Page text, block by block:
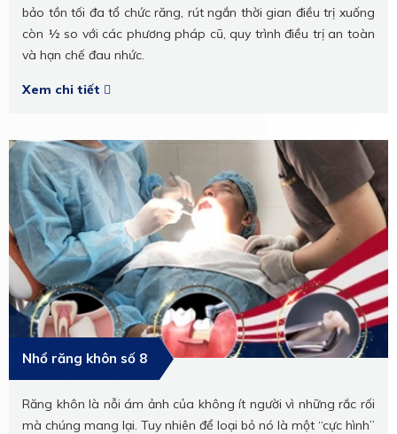
bảo tồn tối đa tổ chức răng, rút ngắn thời gian điều trị xuống
còn ½ so với các phương pháp cũ, quy trình điều trị an toàn
và hạn chế đau nhức.
Xem chi tiết
Nhổ răng khôn số 8
Răng khôn là nỗi ám ảnh của không ít người vì những rắc rối
mà chúng mang lại. Tuy nhiên để loại bỏ nó là một “cực hình”